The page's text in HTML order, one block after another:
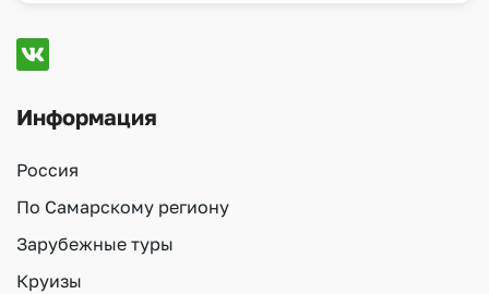
Информация
Россия
По Самарскому региону
Зарубежные туры
Круизы